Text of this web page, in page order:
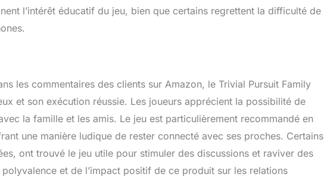
l’intérêt éducatif du jeu, bien que certains regrettent la difficulté de
les commentaires des clients sur Amazon, le Trivial Pursuit Family
et son exécution réussie. Les joueurs apprécient la possibilité de
la famille et les amis. Le jeu est particulièrement recommandé en
une manière ludique de rester connecté avec ses proches. Certains
ont trouvé le jeu utile pour stimuler des discussions et raviver des
et de l’impact positif de ce produit sur les relations